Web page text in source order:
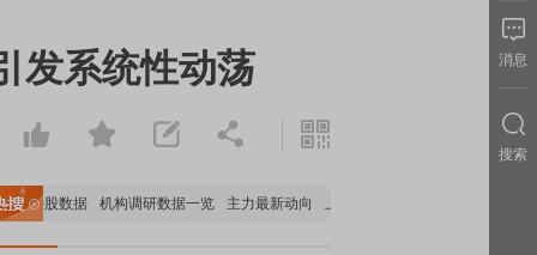
发系统性动荡
持股数据 机构调研数据一览 主力最新动向 上市公司限售股解禁一览
消息
搜索